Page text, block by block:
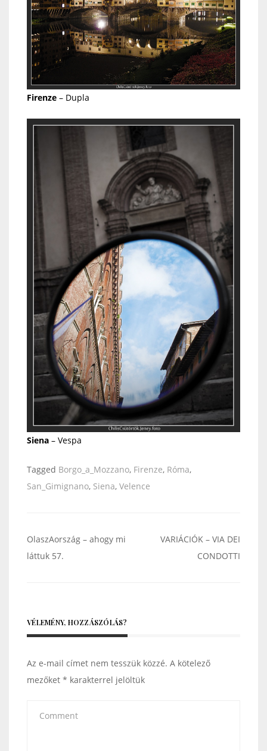
Firenze – Dupla
Siena – Vespa
Tagged Borgo_a_Mozzano, Firenze, Róma,
San_Gimignano, Siena, Velence
Bejegyzés
navigáció
OlaszAország – ahogy mi
láttuk 57.
VARIÁCIÓK – VIA DEI
CONDOTTI
VÉLEMÉNY, HOZZÁSZÓLÁS?
Az e-mail címet nem tesszük közzé. A kötelező
mezőket * karakterrel jelöltük